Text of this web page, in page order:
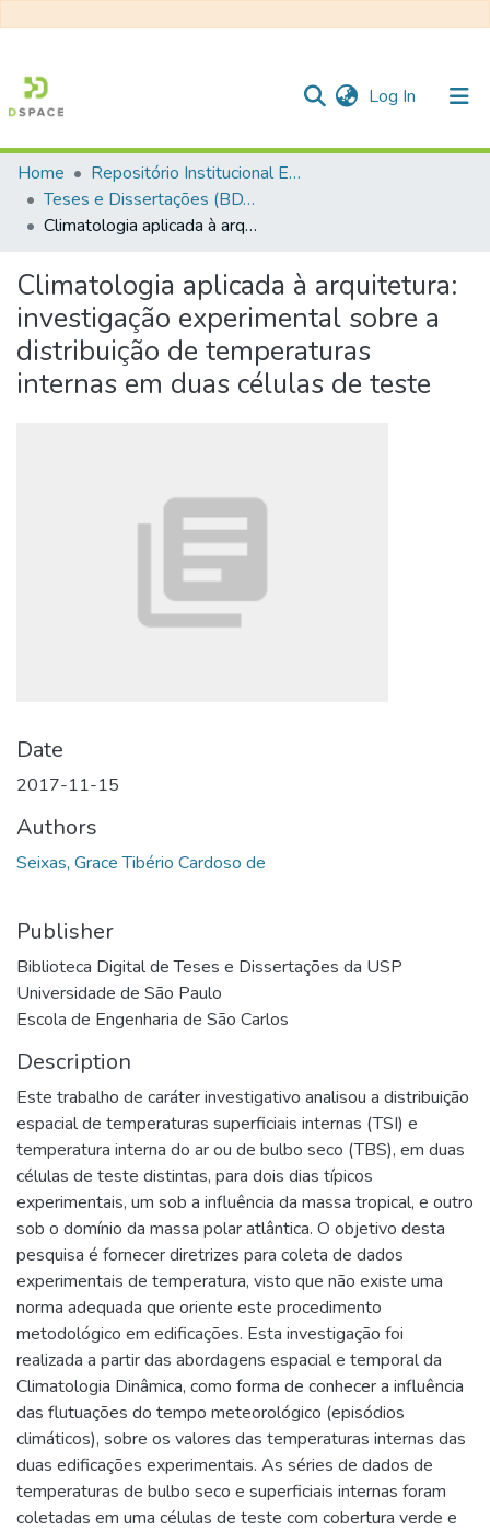
Log In (current)
Communities & Collections
All of DSpace
Statistics
Home
Repositório Institucional EESC
Teses e Dissertações (BDTD USP)
Climatologia aplicada à arquitetura: investigação experimental sobre a distribuição de temperaturas internas em duas células de teste
Climatologia aplicada à arquitetura:
investigação experimental sobre a
distribuição de temperaturas
internas em duas células de teste
Date
2017-11-15
Authors
Seixas, Grace Tibério Cardoso de
Publisher
Biblioteca Digital de Teses e Dissertações da USP
Universidade de São Paulo
Escola de Engenharia de São Carlos
Description
Este trabalho de caráter investigativo analisou a distribuição
espacial de temperaturas superficiais internas (TSI) e
temperatura interna do ar ou de bulbo seco (TBS), em duas
células de teste distintas, para dois dias típicos
experimentais, um sob a influência da massa tropical, e outro
sob o domínio da massa polar atlântica. O objetivo desta
pesquisa é fornecer diretrizes para coleta de dados
experimentais de temperatura, visto que não existe uma
norma adequada que oriente este procedimento
metodológico em edificações. Esta investigação foi
realizada a partir das abordagens espacial e temporal da
Climatologia Dinâmica, como forma de conhecer a influência
das flutuações do tempo meteorológico (episódios
climáticos), sobre os valores das temperaturas internas das
duas edificações experimentais. As séries de dados de
temperaturas de bulbo seco e superficiais internas foram
coletadas em uma células de teste com cobertura verde e